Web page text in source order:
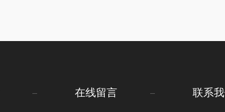
在线留言 联系